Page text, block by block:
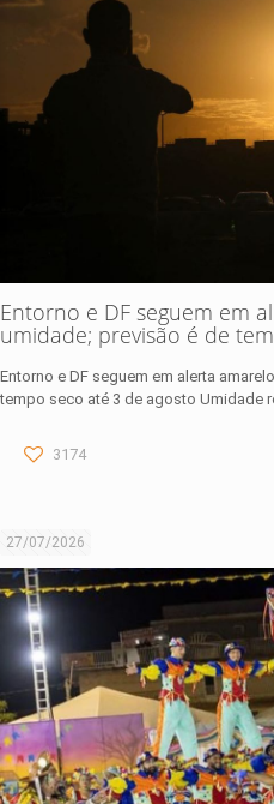
Entorno e DF seguem em
umidade; previsão é de
Entorno e DF seguem em alerta
tempo seco até 3 de agosto Umidade
3174
27/07/2026